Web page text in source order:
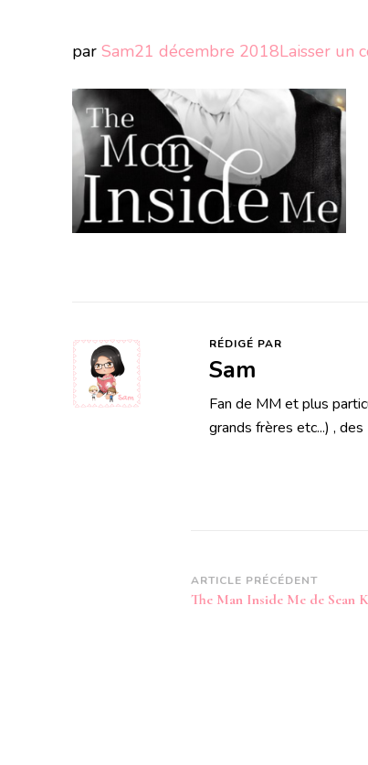
par Sam21 décembre 2018Laisser un
RÉDIGÉ PAR
Sam
Fan de MM et plus
grands frères etc...) ,
Navigation
d’article
ARTICLE PRÉCÉDENT
The Man Inside Me de Sean